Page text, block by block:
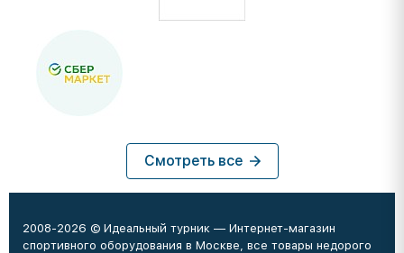
Смотреть все
2008-2026 © Идеальный турник — Интернет-магазин
спортивного оборудования в Москве, все товары недорого